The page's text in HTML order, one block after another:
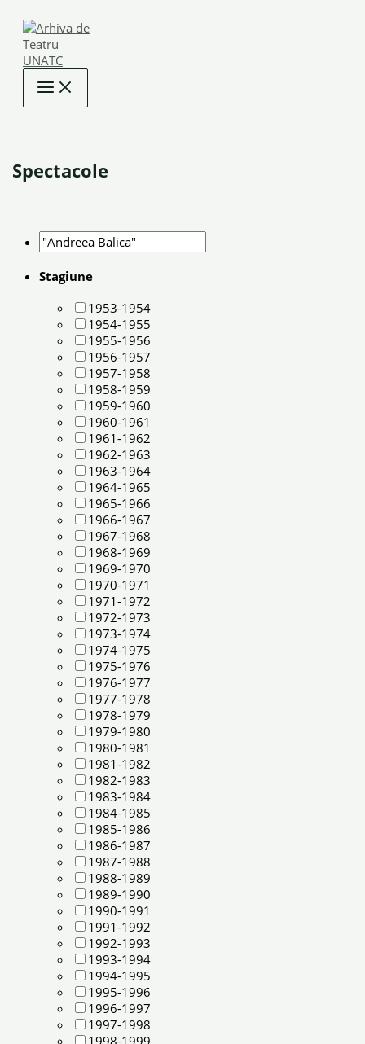
content
Spectacole
Stagiune
1953-1954
1954-1955
1955-1956
1956-1957
1957-1958
1958-1959
1959-1960
1960-1961
1961-1962
1962-1963
1963-1964
1964-1965
1965-1966
1966-1967
1967-1968
1968-1969
1969-1970
1970-1971
1971-1972
1972-1973
1973-1974
1974-1975
1975-1976
1976-1977
1977-1978
1978-1979
1979-1980
1980-1981
1981-1982
1982-1983
1983-1984
1984-1985
1985-1986
1986-1987
1987-1988
1988-1989
1989-1990
1990-1991
1991-1992
1992-1993
1993-1994
1994-1995
1995-1996
1996-1997
1997-1998